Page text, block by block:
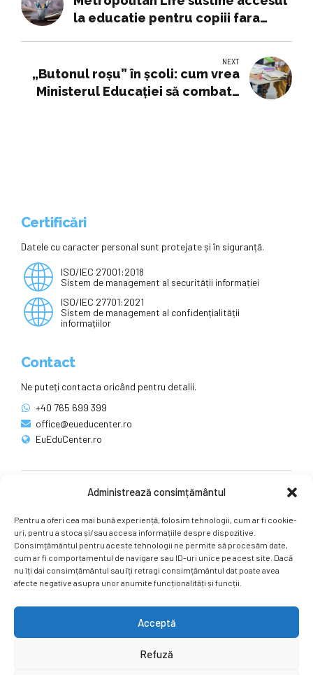
Administrează consimțământul
Pentru a oferi cea mai bună experiență, folosim tehnologii, cum ar fi cookie-
uri, pentru a stoca și/sau accesa informațiile despre dispozitive.
Consimțământul pentru aceste tehnologii ne permite să procesăm date,
cum ar fi comportamentul de navigare sau ID-uri unice pe acest site. Dacă
nu îți dai consimțământul sau îți retragi consimțământul dat poate avea
afecte negative asupra unor anumite funcționalități și funcții.
Acceptă
Refuză
la educatie pentru copiii fara
Totul despre asigurari - Piata
asigurarilor din Romania
NEXT
„Butonul roșu” în școli: cum vrea
Ministerul Educației să combată
Certificări
Datele cu caracter personal sunt protejate și în siguranță.
ISO/IEC 27001:2018
Sistem de management al securității informației
ISO/IEC 27701:2021
Sistem de management al confidențialității
informațiilor
Contact
Ne puteți contacta oricând pentru detalii.
+40 765 699 399
office@eueducenter.ro
EuEduCenter.ro
Ne puteți găsi și pe rețelele sociale.